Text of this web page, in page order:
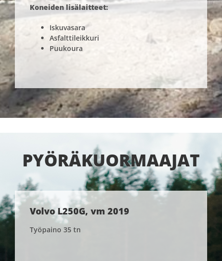
Koneiden lisälaitteet:
Iskuvasara
Asfalttileikkuri
Puukoura
PYÖRÄKUORMAAJAT
Volvo L250G, vm 2019
Työpaino 35 tn